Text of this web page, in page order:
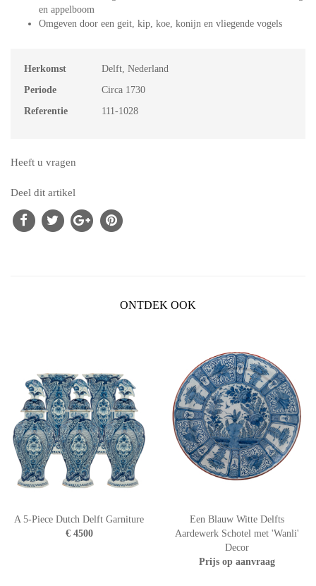
en appelboom
Omgeven door een geit, kip, koe, konijn en vliegende vogels
Herkomst
Delft, Nederland
Periode
Circa 1730
Referentie
111-1028
Heeft u vragen
Deel dit artikel
ONTDEK OOK
A 5-Piece Dutch Delft Garniture
€ 4500
Een Blauw Witte Delfts
Aardewerk Schotel met 'Wanli'
Decor
Prijs op aanvraag